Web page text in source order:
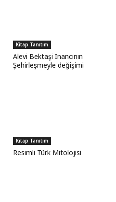
Kitap Tanıtım
Alevi Bektaşi Inancının
Şehirleşmeyle değişimi
Kitap Tanıtım
Resimli Türk Mitolojisi